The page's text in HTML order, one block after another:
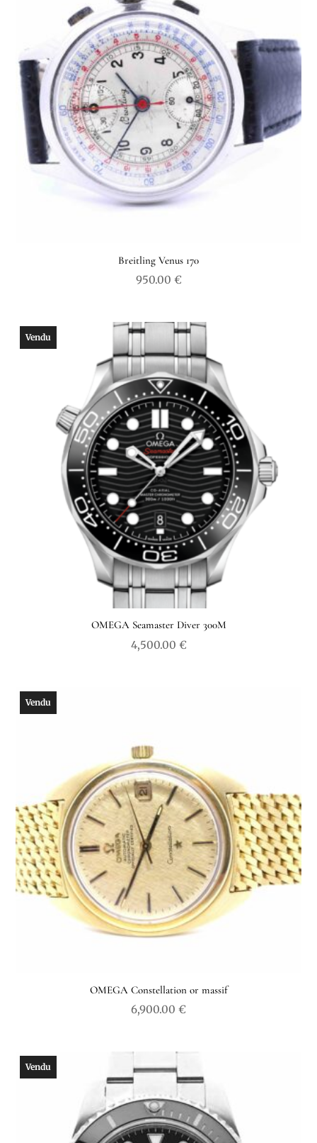
Breitling Venus 170
950.00 €
Vendu
OMEGA Seamaster Diver 300M
4,500.00 €
Vendu
OMEGA Constellation or massif
6,900.00 €
Vendu